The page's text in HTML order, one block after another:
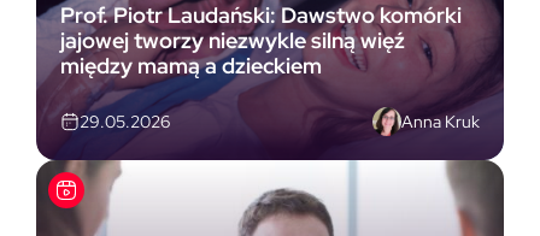
Prof. Piotr Laudański: Dawstwo komórki
jajowej tworzy niezwykle silną więź
między mamą a dzieckiem
29.05.2026 Anna Kruk